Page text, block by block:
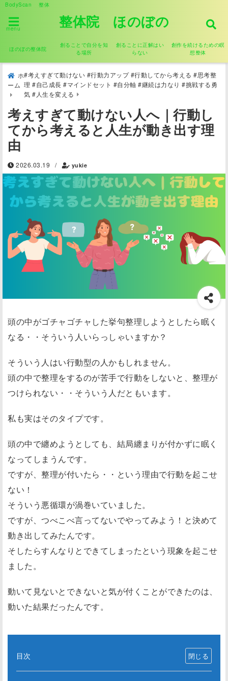
BodyScan 整体
menu 整体院 ほのぼの
ほのぼの整体院
創ることで自分を知
る場所
創ることに正解はい
らない
創作を続けるための瞑
想整体
ホ
ーム
#考えすぎて動けない #行動力アップ #行動してから考える #思考整
理 #自己成長 #マインドセット #自分軸 #継続は力なり #挑戦する勇
気 #人生を変える
考えすぎて動けない人へ｜行動し
てから考えると人生が動き出す理
由
2026.03.19 / yukie
頭の中がゴチャゴチャした挙句整理しようとしたら眠く
なる・・そういう人いらっしゃいますか？
そういう人はい行動型の人かもしれません。
頭の中で整理をするのが苦手で行動をしないと、整理が
つけられない・・そういう人だともいます。
私も実はそのタイプです。
頭の中で纏めようとしても、結局纏まりが付かずに眠く
なってしまうんです。
ですが、整理が付いたら・・という理由で行動を起こせ
ない！
そういう悪循環が渦巻いていました。
ですが、つべこべ言ってないでやってみよう！と決めて
動き出してみたんです。
そしたらすんなりとできてしまったという現象を起こせ
ました。
動いて見ないとできないと気が付くことができたのは、
動いた結果だったんです。
目次